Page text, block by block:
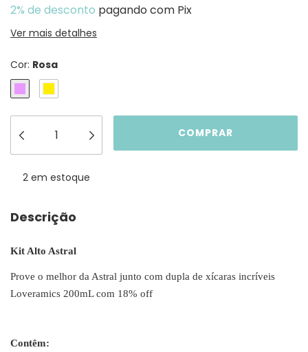
2% de desconto pagando com Pix
Ver mais detalhes
Cor: Rosa
2 em estoque
Descrição
Kit Alto Astral
Prove o melhor da Astral junto com dupla de xícaras incríveis
Loveramics 200mL com 18% off
Contêm: